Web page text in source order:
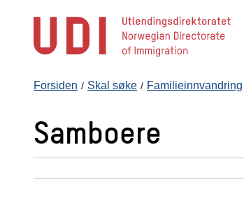
Forsiden Skal søke Familieinnvandring
Samboere